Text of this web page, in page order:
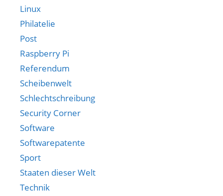
Linux
Philatelie
Post
Raspberry Pi
Referendum
Scheibenwelt
Schlechtschreibung
Security Corner
Software
Softwarepatente
Sport
Staaten dieser Welt
Technik